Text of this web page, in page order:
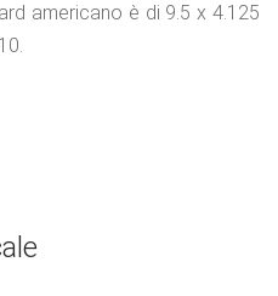
americano è di 9.5 x 4.125